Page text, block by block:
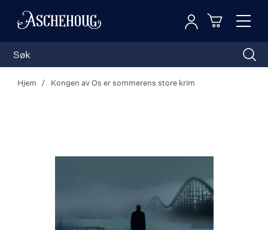
Toggle
Logg inn
Hjem Kongen av Os er sommerens store krim